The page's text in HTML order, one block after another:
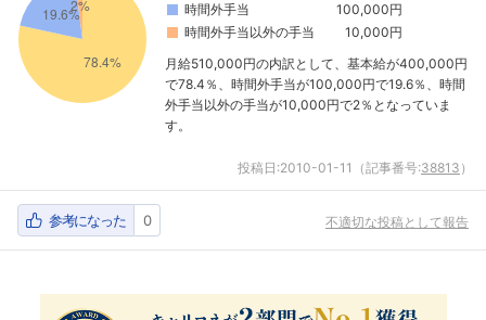
時間外手当
100,000円
時間外手当以外の手当
10,000円
月給510,000円の内訳として、基本給が400,000円
で78.4％、時間外手当が100,000円で19.6％、時間
外手当以外の手当が10,000円で2％となっていま
す。
投稿日:2010-01-11 （記事番号:38813 ）
参考になった 0 不適切な投稿として報告